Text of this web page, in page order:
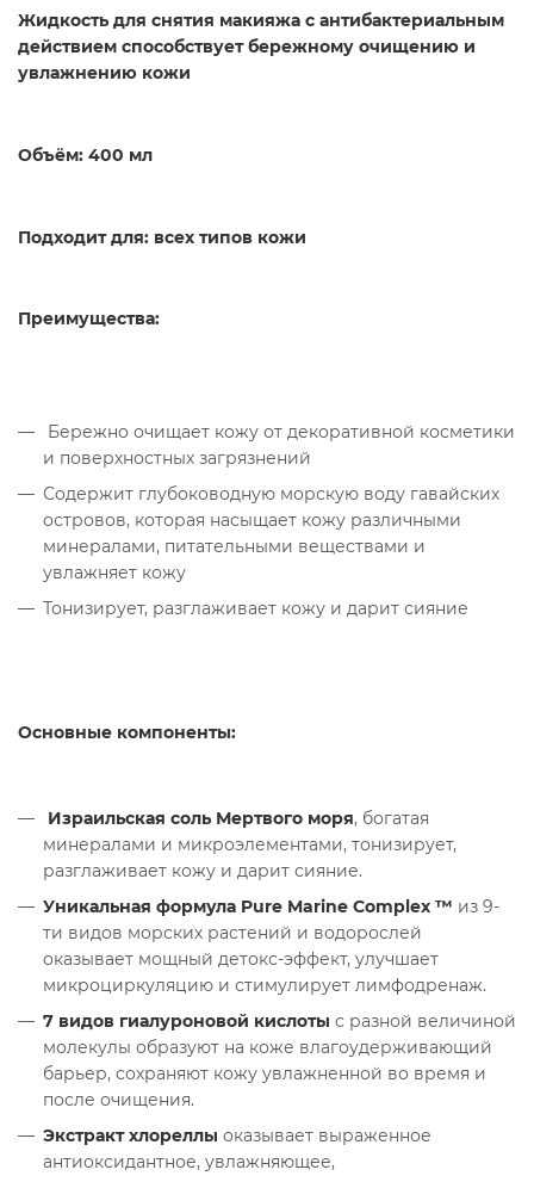
Жидкость для снятия макияжа с антибактериальным
действием способствует бережному очищению и
увлажнению кожи
Объём: 400 мл
Подходит для: всех типов кожи
Преимущества:
Бережно очищает кожу от декоративной косметики
и поверхностных загрязнений
Содержит глубоководную морскую воду гавайских
островов, которая насыщает кожу различными
минералами, питательными веществами и
увлажняет кожу
Тонизирует, разглаживает кожу и дарит сияние
Основные компоненты:
Израильская соль Мертвого моря, богатая
минералами и микроэлементами, тонизирует,
разглаживает кожу и дарит сияние.
Уникальная формула Pure Marine Complex ™ из 9-
ти видов морских растений и водорослей
оказывает мощный детокс-эффект, улучшает
микроциркуляцию и стимулирует лимфодренаж.
7 видов гиалуроновой кислоты с разной величиной
молекулы образуют на коже влагоудерживающий
барьер, сохраняют кожу увлажненной во время и
после очищения.
Экстракт хлореллы оказывает выраженное
антиоксидантное, увлажняющее,